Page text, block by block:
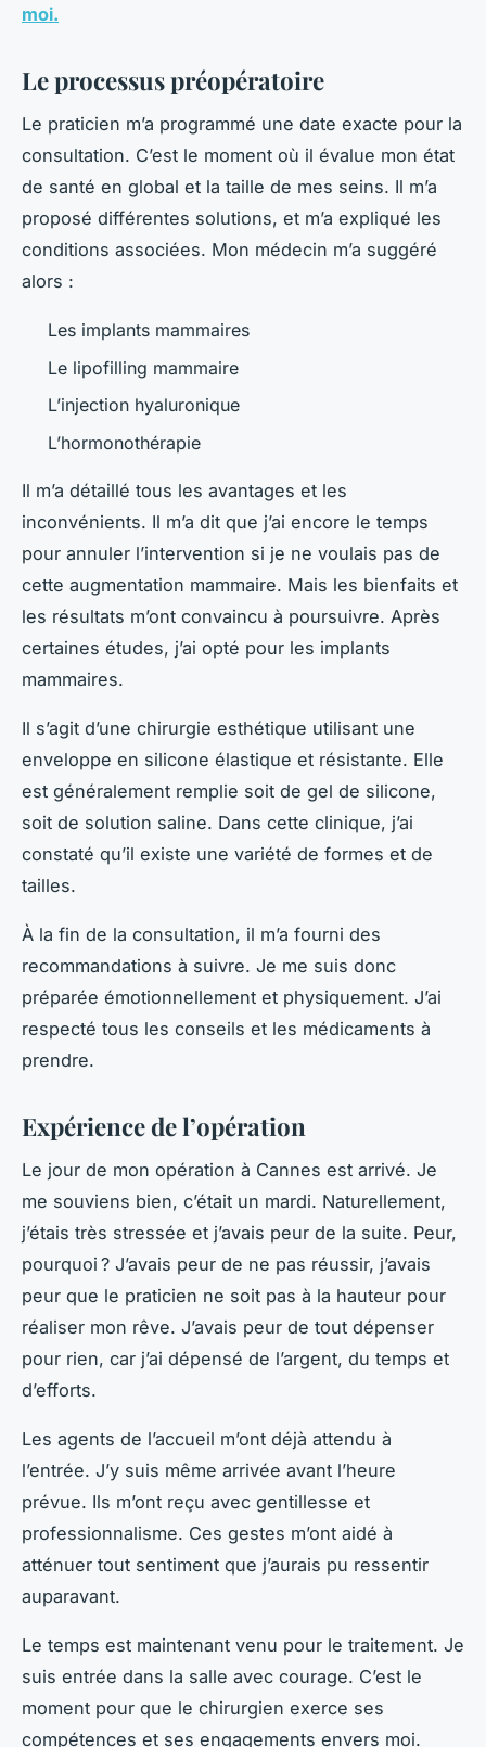
moi.
Le processus préopératoire
Le praticien m’a programmé une date exacte pour la
consultation. C’est le moment où il évalue mon état
de santé en global et la taille de mes seins. Il m’a
proposé différentes solutions, et m’a expliqué les
conditions associées. Mon médecin m’a suggéré
alors :
Les implants mammaires
Le lipofilling mammaire
L’injection hyaluronique
L’hormonothérapie
Il m’a détaillé tous les avantages et les
inconvénients. Il m’a dit que j’ai encore le temps
pour annuler l’intervention si je ne voulais pas de
cette augmentation mammaire. Mais les bienfaits et
les résultats m’ont convaincu à poursuivre. Après
certaines études, j’ai opté pour les implants
mammaires.
Il s’agit d’une chirurgie esthétique utilisant une
enveloppe en silicone élastique et résistante. Elle
est généralement remplie soit de gel de silicone,
soit de solution saline. Dans cette clinique, j’ai
constaté qu’il existe une variété de formes et de
tailles.
À la fin de la consultation, il m’a fourni des
recommandations à suivre. Je me suis donc
préparée émotionnellement et physiquement. J’ai
respecté tous les conseils et les médicaments à
prendre.
Expérience de l’opération
Le jour de mon opération à Cannes est arrivé. Je
me souviens bien, c’était un mardi. Naturellement,
j’étais très stressée et j’avais peur de la suite. Peur,
pourquoi ? J’avais peur de ne pas réussir, j’avais
peur que le praticien ne soit pas à la hauteur pour
réaliser mon rêve. J’avais peur de tout dépenser
pour rien, car j’ai dépensé de l’argent, du temps et
d’efforts.
Les agents de l’accueil m’ont déjà attendu à
l’entrée. J’y suis même arrivée avant l’heure
prévue. Ils m’ont reçu avec gentillesse et
professionnalisme. Ces gestes m’ont aidé à
atténuer tout sentiment que j’aurais pu ressentir
auparavant.
Le temps est maintenant venu pour le traitement. Je
suis entrée dans la salle avec courage. C’est le
moment pour que le chirurgien exerce ses
compétences et ses engagements envers moi.